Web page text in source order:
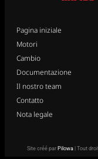
Pagina iniziale
Motori
Cambio
Documentazione
Il nostro team
Contatto
Nota legale
Site créé par Pilowa| Tout